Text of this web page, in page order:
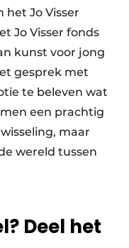
het Jo Visser
Jo Visser fonds
kunst voor jong
gesprek met
te beleven wat
een prachtig
maar
wereld tussen
Deel het